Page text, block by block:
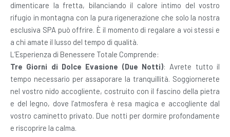
dimenticare la fretta, bilanciando il calore intimo del vostro
rifugio in montagna con la pura rigenerazione che solo la nostra
esclusiva SPA può offrire. È il momento di regalare a voi stessi e
a chi amate il lusso del tempo di qualità.
L’Esperienza di Benessere Totale Comprende:
Tre Giorni di Dolce Evasione (Due Notti): Avrete tutto il
tempo necessario per assaporare la tranquillità. Soggiornerete
nel vostro nido accogliente, costruito con il fascino della pietra
e del legno, dove l’atmosfera è resa magica e accogliente dal
vostro caminetto privato. Due notti per dormire profondamente
e riscoprire la calma.